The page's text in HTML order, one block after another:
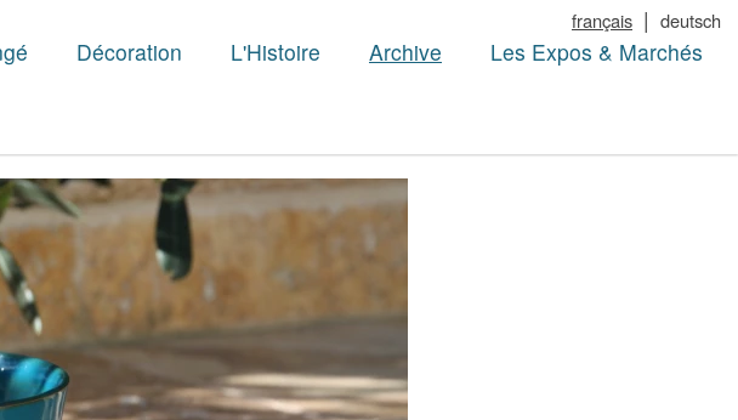
Décoration L'Histoire Archive Les Expos & Marchés
français | deutsch